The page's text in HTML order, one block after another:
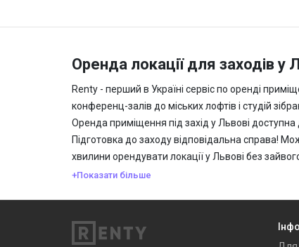
Оренда локації для заходів у
Renty - перший в Україні сервіс по оренді
конференц-залів до міських лофтів і студій
Оренда приміщення під захід у Львові
Підготовка до заходу відповідальна справа!
хвилини орендувати локації у Львові без
+Показати більше